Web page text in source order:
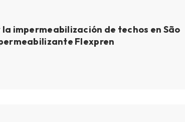
impermeabilización de techos en São
Flexpren